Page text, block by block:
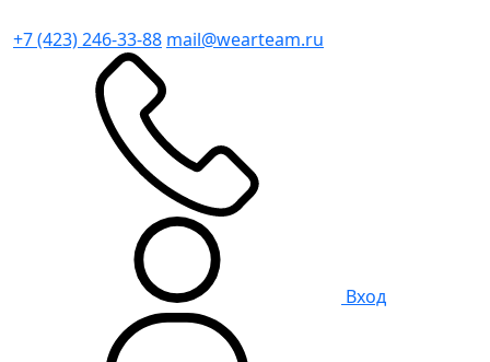
+7 (423) 246-33-88 mail@wearteam.ru
Вход